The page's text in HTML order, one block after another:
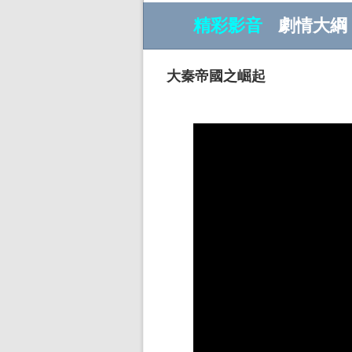
精彩影音 劇情大綱
大秦帝國之崛起